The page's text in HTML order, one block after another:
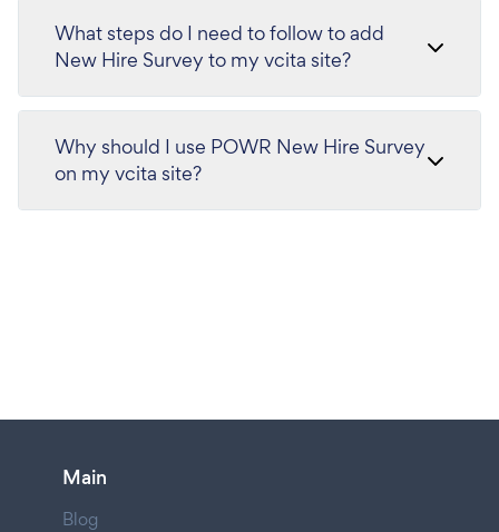
What steps do I need to follow to add
New Hire Survey to my vcita site?
Why should I use POWR New Hire Survey
on my vcita site?
Main
Blog